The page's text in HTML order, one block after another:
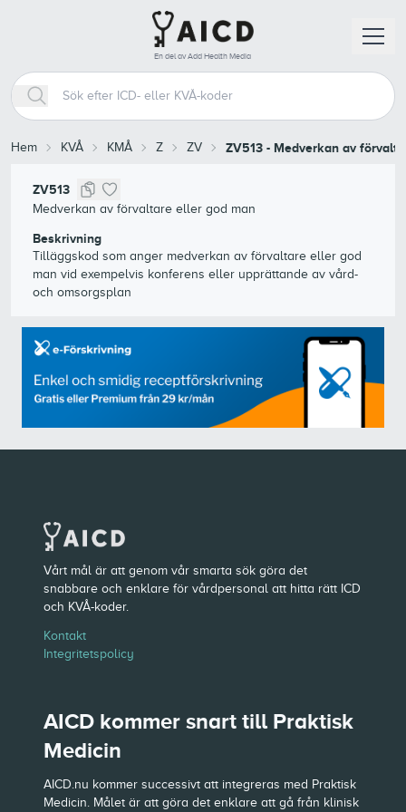
En del av Add Health Media
Hem KVÅ KMÅ Z ZV ZV513 - Medverkan av
ZV513
Medverkan av förvaltare eller god man
Beskrivning
Tilläggskod som anger medverkan av förvaltare eller god
man vid exempelvis konferens eller upprättande av vård-
och omsorgsplan
Vårt mål är att genom vår smarta sök göra det
snabbare och enklare för vårdpersonal att hitta rätt ICD
och KVÅ-koder.
Kontakt
Integritetspolicy
AICD kommer snart till Praktisk
Medicin
AICD.nu kommer successivt att integreras med Praktisk
Medicin. Målet är att göra det enklare att gå från klinisk